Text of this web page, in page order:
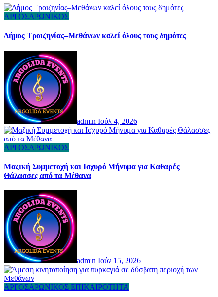
ΑΡΓΟΣΑΡΩΝΙΚΟΣ
Δήμος Τροιζηνίας–Μεθάνων καλεί όλους τους δημότες
admin Ιούλ 4, 2026
ΑΡΓΟΣΑΡΩΝΙΚΟΣ
Μαζική Συμμετοχή και Ισχυρό Μήνυμα για Καθαρές
Θάλασσες από τα Μέθανα
admin Ιούν 15, 2026
ΑΡΓΟΣΑΡΩΝΙΚΟΣ ΕΠΙΚΑΙΡΟΤΗΤΑ